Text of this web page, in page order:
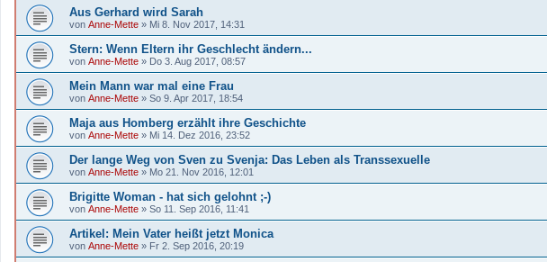
Aus Gerhard wird Sarah
von Anne-Mette » Mi 8. Nov 2017, 14:31
Stern: Wenn Eltern ihr Geschlecht ändern...
von Anne-Mette » Do 3. Aug 2017, 08:57
Mein Mann war mal eine Frau
von Anne-Mette » So 9. Apr 2017, 18:54
Maja aus Homberg erzählt ihre Geschichte
von Anne-Mette » Mi 14. Dez 2016, 23:52
Der lange Weg von Sven zu Svenja: Das Leben als Transsexuelle
von Anne-Mette » Mo 21. Nov 2016, 12:01
Brigitte Woman - hat sich gelohnt ;-)
von Anne-Mette » So 11. Sep 2016, 11:41
Artikel: Mein Vater heißt jetzt Monica
von Anne-Mette » Fr 2. Sep 2016, 20:19